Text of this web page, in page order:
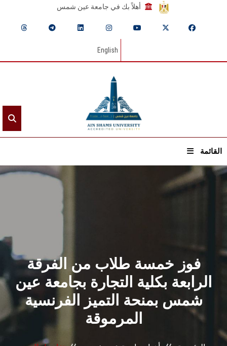
أهلاً بك في جامعة عين شمس
English
القائمة
القطاعـات
الشئون الأكاديمية
البحث العلمي
الرعاية الصحية
فوز خمسة طلاب من الفرقة
الرابعة بكلية التجارة بجامعة عين
شمس بمنحة التميز الفرنسية
المرموقة